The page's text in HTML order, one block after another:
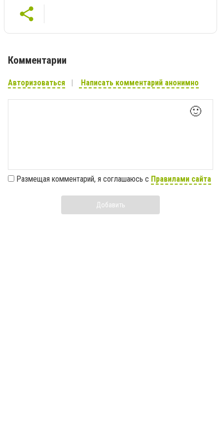
Комментарии
Авторизоваться Написать комментарий анонимно
🙂
Размещая комментарий, я соглашаюсь с Правилами сайта
Добавить